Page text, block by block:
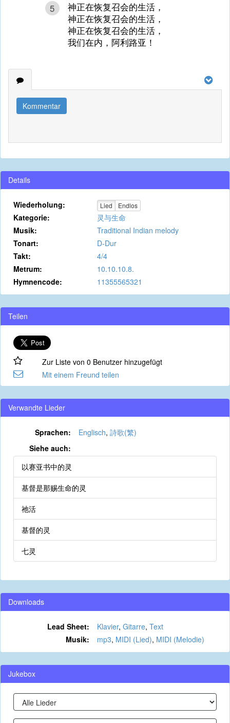
5
神正在恢复召会的生活，
神正在恢复召会的生活，
神正在恢复召会的生活，
我们在内，阿利路亚！
Kommentar
Details
Wiederholung: Lied Endlos
Kategorie:
灵与生命
Musik:
Traditional Indian melody
Tonart:
D-Dur
Takt:
4/4
Metrum:
10.10.10.8.
Hymnencode:
11355565321
Teilen
Zur Liste von 0 Benutzer hinzugefügt
Mit einem Freund teilen
Verwandte Lieder
Sprachen: Englisch, 詩歌(繁)
Siehe auch:
以赛亚书中的灵
基督是那赐生命的灵
祂活
基督的灵
七灵
Downloads
Lead Sheet: Klavier, Gitarre, Text
Musik:
mp3, MIDI (Lied), MIDI (Melodie)
Jukebox